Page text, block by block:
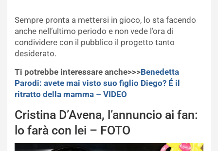
Sempre pronta a mettersi in gioco, lo sta facendo
anche nell’ultimo periodo e non vede l’ora di
condividere con il pubblico il progetto tanto
desiderato.
Ti potrebbe interessare anche>>>Benedetta
Parodi: avete mai visto suo figlio Diego? É il
ritratto della mamma – VIDEO
Cristina D’Avena, l’annuncio ai fan:
lo farà con lei – FOTO